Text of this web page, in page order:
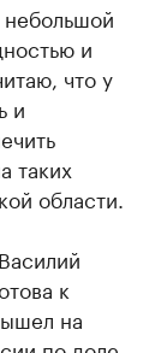
и
что у
и
таких
области.
к
на